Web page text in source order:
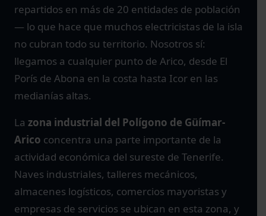
repartidos en más de 20 entidades de población
— lo que hace que muchos electricistas de la isla
no cubran todo su territorio. Nosotros sí:
llegamos a cualquier punto de Arico, desde El
Porís de Abona en la costa hasta Icor en las
medianías altas.
La zona industrial del Polígono de Güímar-
Arico concentra una parte importante de la
actividad económica del sureste de Tenerife.
Naves industriales, talleres mecánicos,
almacenes logísticos, comercios mayoristas y
empresas de servicios se ubican en esta zona, y